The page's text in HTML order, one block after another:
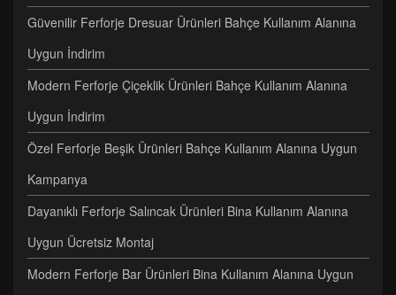
Güvenilir Ferforje Dresuar Ürünleri Bahçe Kullanım Alanına
Uygun İndirim
Modern Ferforje Çiçeklik Ürünleri Bahçe Kullanım Alanına
Uygun İndirim
Özel Ferforje Beşik Ürünleri Bahçe Kullanım Alanına Uygun
Kampanya
Dayanıklı Ferforje Salıncak Ürünleri Bina Kullanım Alanına
Uygun Ücretsiz Montaj
Modern Ferforje Bar Ürünleri Bina Kullanım Alanına Uygun